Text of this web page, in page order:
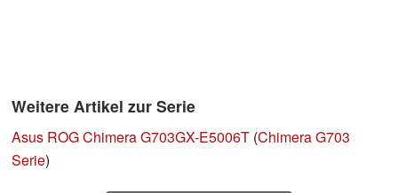
Weitere Artikel zur Serie
Asus ROG Chimera G703GX-E5006T (Chimera G703
Serie)